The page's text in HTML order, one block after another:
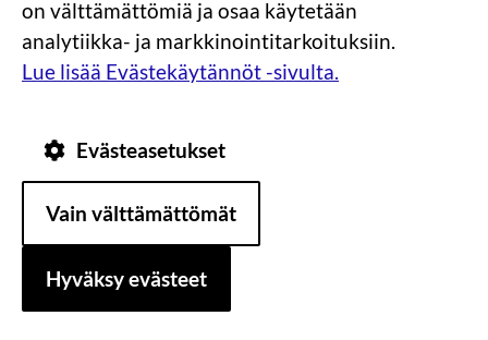
Sosiaalinen
media:
instagram
Sosiaalinen
media:
facebook
Sosiaalinen
media:
youtube
Sosiaalinen
media:
snapchat
Tietosuoja
on välttämättömiä ja osaa käytetään
analytiikka- ja markkinointitarkoituksiin.
Lue lisää Evästekäytännöt -sivulta.
Evästeasetukset
Vain välttämättömät
Hyväksy evästeet